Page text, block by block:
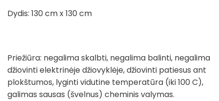
Dydis: 130 cm x 130 cm
Priežiūra: negalima skalbti, negalima balinti, negalima
džiovinti elektrinėje džiovyklėje, džiovinti patiesus ant
plokštumos, lyginti vidutine temperatūra (iki 100 C),
galimas sausas (švelnus) cheminis valymas.